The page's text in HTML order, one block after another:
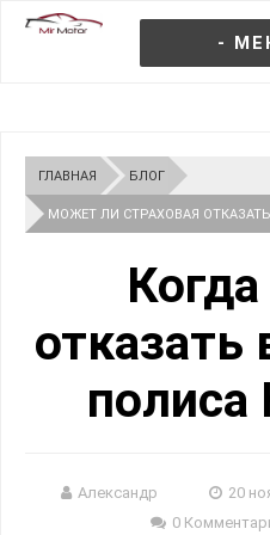
-
ГЛАВНАЯ БЛОГ
МОЖЕТ ЛИ СТРАХОВАЯ
отказать
Александр 20
0